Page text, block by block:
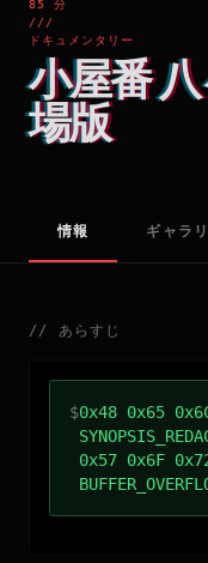
85 分
///
ドキュメンタリー
小屋番
場版
情報 ギャラ
// あらすじ
$0x48 0x65
0x57 0x6F